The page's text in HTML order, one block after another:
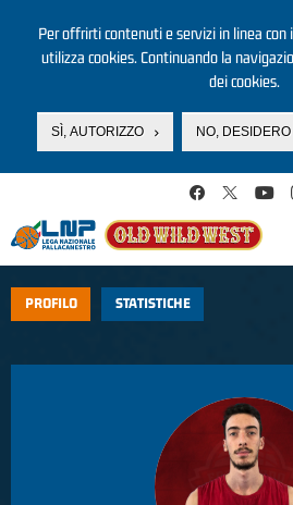
Per offrirti contenuti e servizi in linea
utilizza cookies. Continuando la
dei cookies.
SÌ, AUTORIZZO NO,
PROFILO STATISTICHE